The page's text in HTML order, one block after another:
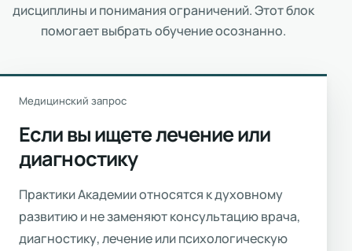
дисциплины и понимания ограничений. Этот блок
помогает выбрать обучение осознанно.
Медицинский запрос
Если вы ищете лечение или
диагностику
Практики Академии относятся к духовному
развитию и не заменяют консультацию врача,
диагностику, лечение или психологическую